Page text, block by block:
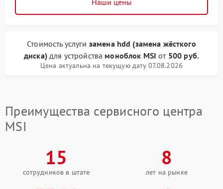
Стоимость услуги замена hdd (замена жёсткого
диска)для устройства моноблок MSI от 500 руб.
Цена актуальна на текущую дату 07.08.2026
Преимущества сервисного центра
MSI
15
сотрудников в штате
8
лет на рынке